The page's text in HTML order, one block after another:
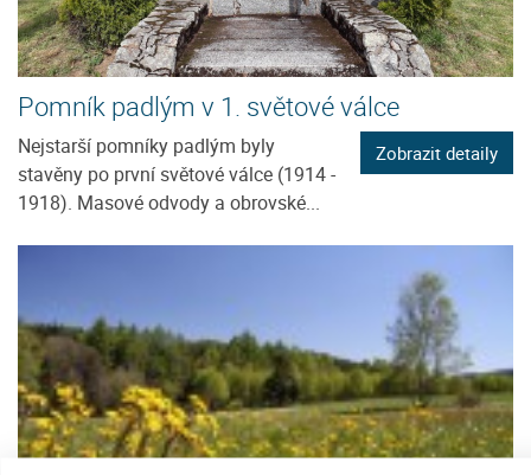
Pomník padlým v 1. světové válce
Nejstarší pomníky padlým byly
stavěny po první světové válce (1914 -
1918). Masové odvody a obrovské...
Zobrazit detaily